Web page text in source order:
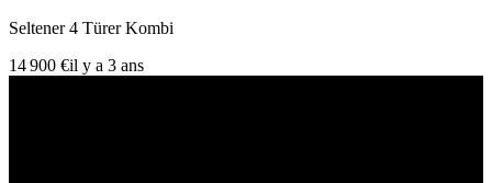
Seltener 4 Türer Kombi
14 900 €il y a 3 ans